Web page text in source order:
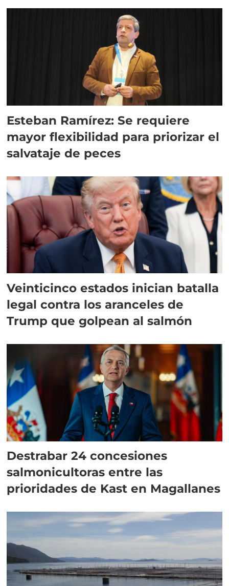
Esteban Ramírez: Se requiere
mayor flexibilidad para priorizar el
salvataje de peces
Veinticinco estados inician batalla
legal contra los aranceles de
Trump que golpean al salmón
Destrabar 24 concesiones
salmonicultoras entre las
prioridades de Kast en Magallanes